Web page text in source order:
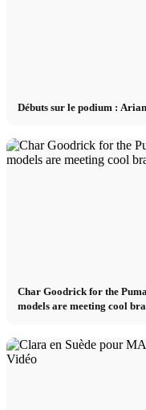
Débuts sur le podium :
Char Goodrick for the
models are meeting cool